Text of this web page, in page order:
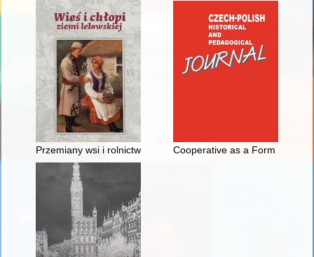
Przemiany wsi i rolnictwa Białej Wielkiej w latach 1918-2018
Cooperative as a Form of